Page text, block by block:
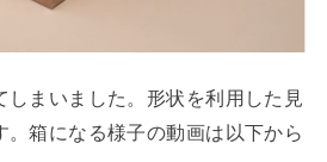
しまいました。形状を利用した見
。箱になる様子の動画は以下から